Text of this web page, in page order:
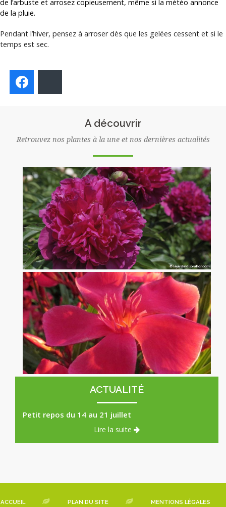
de l’arbuste et arrosez copieusement, même si la météo annonce
de la pluie.
Pendant l’hiver, pensez à arroser dès que les gelées cessent et si le
temps est sec.
A découvrir
Retrouvez nos plantes à la une et nos dernières actualités
Pivoine Félix Crousse
x
Laurier Rose Papa Gambetta rouge Corail
ACTUALITÉ
Petit repos du 14 au 21 juillet
Lire la suite
ACCUEIL PLAN DU SITE MENTIONS LÉGALES